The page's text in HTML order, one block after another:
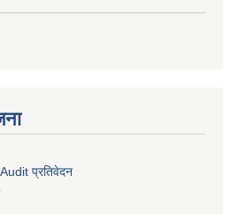
प्रतिवेदन